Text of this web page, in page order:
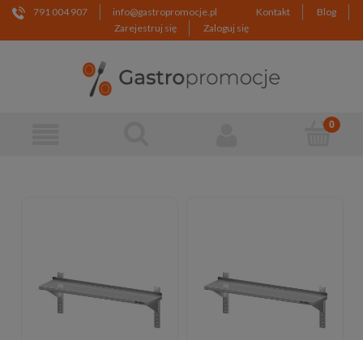
791 004 907 info@gastropromocje.pl Kontakt
Blog
Zarejestruj się
Zaloguj się